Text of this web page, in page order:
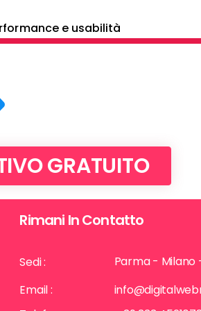
e usabilità
GRATUITO
Rimani In Contatto
Sedi :
Parma - Milano
Email :